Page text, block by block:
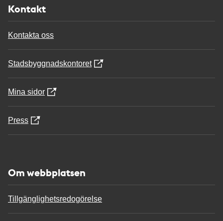
Kontakt
Kontakta oss
Stadsbyggnadskontoret
Mina sidor
Press
Om webbplatsen
Tillgänglighetsredogörelse